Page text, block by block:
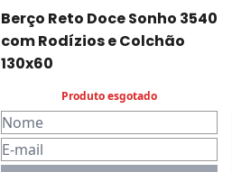
Berço Reto Doce Sonho 3540
com Rodízios e Colchão
130x60
Produto esgotado